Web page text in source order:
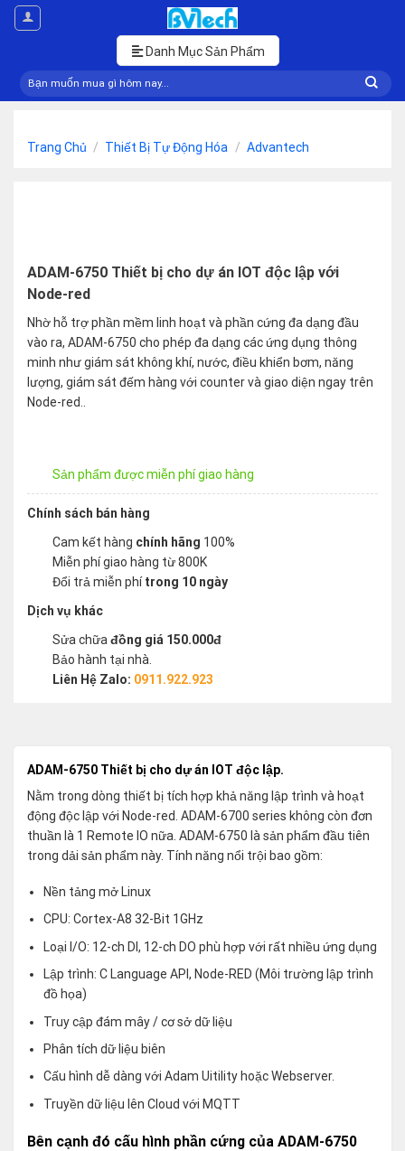
Skip
Danh Mục Sản Phẩm
Tìm
kiếm:
Trang Chủ / Thiết Bị Tự Động Hóa / Advantech
ADAM-6750 Thiết bị cho dự án IOT độc lập với
Node-red
Nhờ hỗ trợ phần mềm linh hoạt và phần cứng đa dạng đầu
vào ra, ADAM-6750 cho phép đa dạng các ứng dụng thông
minh như giám sát không khí, nước, điều khiển bơm, năng
lượng, giám sát đếm hàng với counter và giao diện ngay trên
Node-red..
Sản phẩm được miễn phí giao hàng
Chính sách bán hàng
Cam kết hàng chính hãng 100%
Miễn phí giao hàng từ 800K
Đổi trả miễn phítrong 10 ngày
Dịch vụ khác
Sửa chữa đồng giá 150.000đ
Bảo hành tại nhà.
Liên Hệ Zalo: 0911.922.923
ADAM-6750 Thiết bị cho dự án IOT độc lập.
Nằm trong dòng thiết bị tích hợp khả năng lập trình và hoạt
động độc lập với Node-red. ADAM-6700 series không còn đơn
thuần là 1 Remote IO nữa. ADAM-6750 là sản phẩm đầu tiên
trong dải sản phẩm này. Tính năng nổi trội bao gồm:
Nền tảng mở Linux
CPU: Cortex-A8 32-Bit 1GHz
Loại I/O: 12-ch DI, 12-ch DO phù hợp với rất nhiều ứng dụng
Lập trình: C Language API, Node-RED (Môi trường lập trình
đồ họa)
Truy cập đám mây / cơ sở dữ liệu
Phân tích dữ liệu biên
Cấu hình dễ dàng với Adam Uitility hoặc Webserver.
Truyền dữ liệu lên Cloud với MQTT
Bên cạnh đó cấu hình phần cứng của ADAM-6750